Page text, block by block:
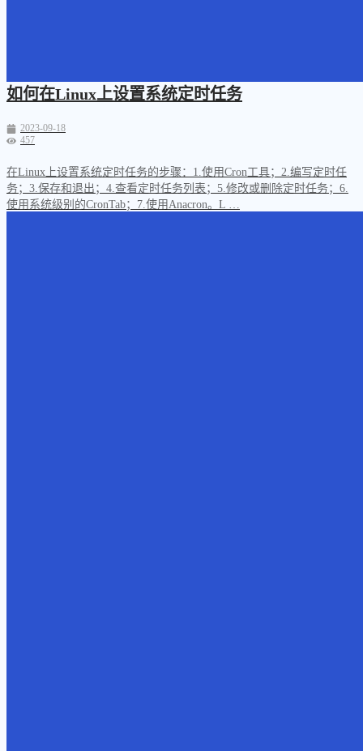
如何在Linux上设置系统定时任务
2023-09-18
457
在Linux上设置系统定时任务的步骤：1.使用Cron工具；2.编写定时任
务；3.保存和退出；4.查看定时任务列表；5.修改或删除定时任务；6.
使用系统级别的CronTab；7.使用Anacron。L …